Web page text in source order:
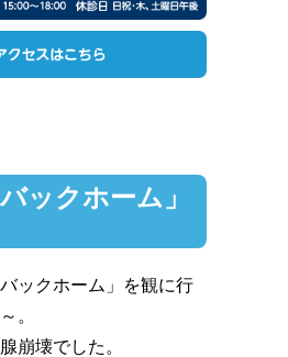
ックホーム」
ックホーム」を観に行
。
崩壊でした。